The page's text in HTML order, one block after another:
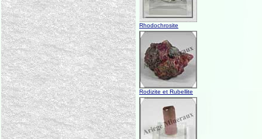
Rhodochrosite
Rodizite et Rubellite